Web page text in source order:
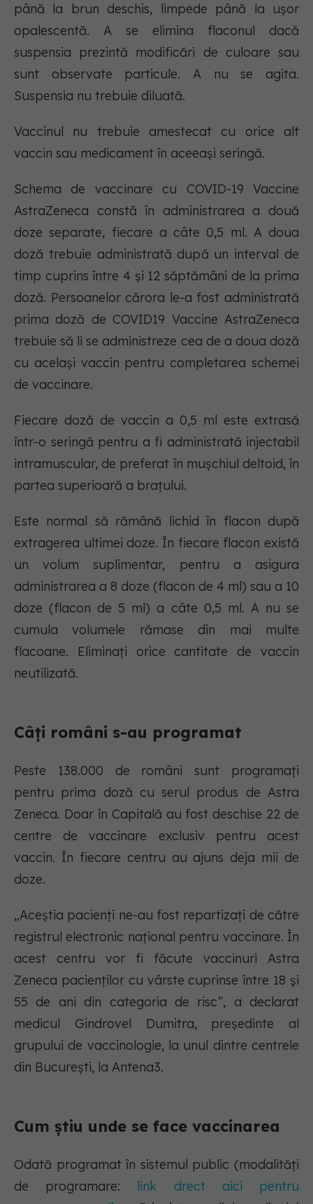
până la brun deschis, limpede până la ușor
opalescentă. A se elimina flaconul dacă
suspensia prezintă modificări de culoare sau
sunt observate particule. A nu se agita.
Suspensia nu trebuie diluată.
Vaccinul nu trebuie amestecat cu orice alt
vaccin sau medicament în aceeași seringă.
Schema de vaccinare cu COVID-19 Vaccine
AstraZeneca constă în administrarea a două
doze separate, fiecare a câte 0,5 ml. A doua
doză trebuie administrată după un interval de
timp cuprins între 4 și 12 săptămâni de la prima
doză. Persoanelor cărora le-a fost administrată
prima doză de COVID19 Vaccine AstraZeneca
trebuie să li se administreze cea de a doua doză
cu același vaccin pentru completarea schemei
de vaccinare.
Fiecare doză de vaccin a 0,5 ml este extrasă
într-o seringă pentru a fi administrată injectabil
intramuscular, de preferat în mușchiul deltoid, în
partea superioară a brațului.
Este normal să rămână lichid în flacon după
extragerea ultimei doze. În fiecare flacon există
un volum suplimentar, pentru a asigura
administrarea a 8 doze (flacon de 4 ml) sau a 10
doze (flacon de 5 ml) a câte 0,5 ml. A nu se
cumula volumele rămase din mai multe
flacoane. Eliminați orice cantitate de vaccin
neutilizată.
Câți români s-au programat
Peste 138.000 de români sunt programați
pentru prima doză cu serul produs de Astra
Zeneca. Doar în Capitală au fost deschise 22 de
centre de vaccinare exclusiv pentru acest
vaccin. În fiecare centru au ajuns deja mii de
doze.
„Aceștia pacienți ne-au fost repartizați de către
registrul electronic național pentru vaccinare. În
acest centru vor fi făcute vaccinuri Astra
Zeneca pacienților cu vârste cuprinse între 18 și
55 de ani din categoria de risc”, a declarat
medicul Gindrovel Dumitra, președinte al
grupului de vaccinologie, la unul dintre centrele
din București, la Antena3.
Cum știu unde se face vaccinarea
Odată programat în sistemul public (modalități
de programare: link drect aici pentru